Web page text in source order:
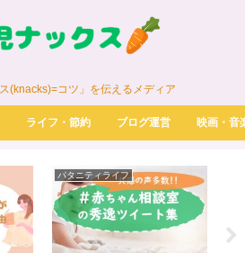
(knacks)=コツ」を伝えるメディア
ライフ・節約 ブログ運営 映画・音
パタニティライフ